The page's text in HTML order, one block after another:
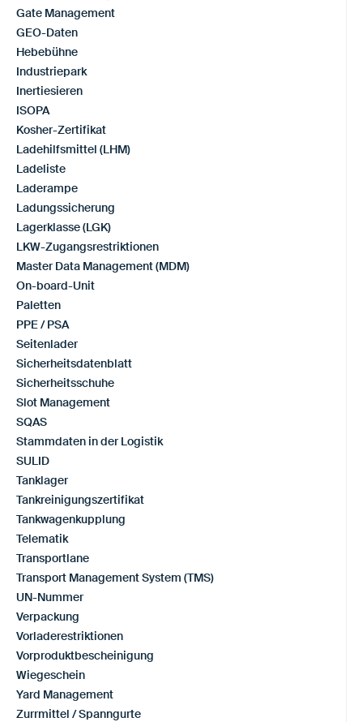
Gate Management
GEO-Daten
Hebebühne
Industriepark
Inertiesieren
ISOPA
Kosher-Zertifikat
Ladehilfsmittel (LHM)
Ladeliste
Laderampe
Ladungssicherung
Lagerklasse (LGK)
LKW-Zugangsrestriktionen
Master Data Management (MDM)
On-board-Unit
Paletten
PPE / PSA
Seitenlader
Sicherheitsdatenblatt
Sicherheitsschuhe
Slot Management
SQAS
Stammdaten in der Logistik
SULID
Tanklager
Tankreinigungszertifikat
Tankwagenkupplung
Telematik
Transportlane
Transport Management System (TMS)
UN-Nummer
Verpackung
Vorladerestriktionen
Vorproduktbescheinigung
Wiegeschein
Yard Management
Zurrmittel / Spanngurte